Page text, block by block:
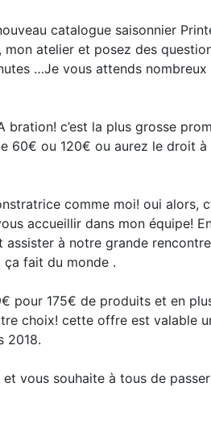
catalogue saisonnier
mon atelier et posez des
…Je vous attends
bration! c’est la plus grosse
60€ ou 120€ ou aurez le droit
comme moi! oui alors,
accueillir dans mon équipe!
assister à notre grande
fait du monde .
pour 175€ de produits et en
choix! cette offre est valable
2018.
vous souhaite à tous de passer